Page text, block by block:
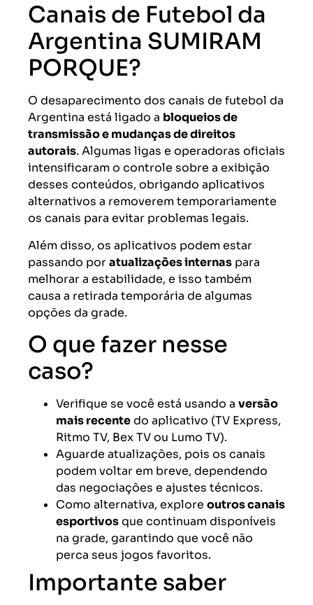
Canais de Futebol da
Argentina SUMIRAM
PORQUE?
O desaparecimento dos canais de futebol da
Argentina está ligado a bloqueios de
transmissão e mudanças de direitos
autorais. Algumas ligas e operadoras oficiais
intensificaram o controle sobre a exibição
desses conteúdos, obrigando aplicativos
alternativos a removerem temporariamente
os canais para evitar problemas legais.
Além disso, os aplicativos podem estar
passando poratualizações internas para
melhorar a estabilidade, e isso também
causa a retirada temporária de algumas
opções da grade.
O que fazer nesse
caso?
Verifique se você está usando a versão
mais recentedo aplicativo (TV Express,
Ritmo TV, Bex TV ou Lumo TV).
Aguarde atualizações, pois os canais
podem voltar em breve, dependendo
das negociações e ajustes técnicos.
Como alternativa, explore outros canais
esportivosque continuam disponíveis
na grade, garantindo que você não
perca seus jogos favoritos.
Importante saber